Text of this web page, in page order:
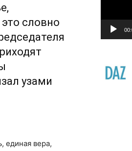
словно
узами
единая вера,